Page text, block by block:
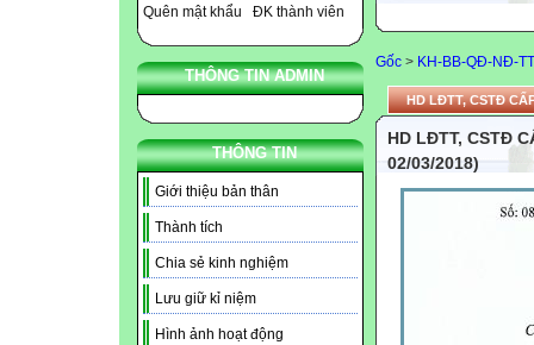
Quên mật khẩu ĐK thành viên
THÔNG TIN ADMIN
THÔNG TIN
Giới thiệu bản thân
Thành tích
Chia sẻ kinh nghiệm
Lưu giữ kỉ niệm
Hình ảnh hoạt động
Gốc > KH-BB-QĐ-NĐ-
HD LĐTT, CSTĐ
HD LĐTT, CSTĐ
02/03/2018)